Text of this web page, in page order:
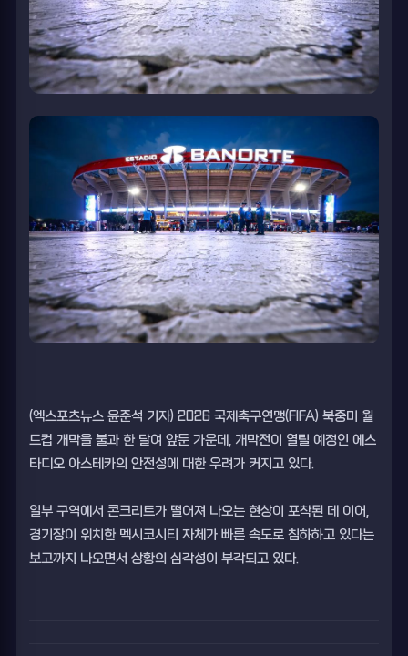
(엑스포츠뉴스 윤준석 기자) 2026 국제축구연맹(FIFA) 북중미 월
드컵 개막을 불과 한 달여 앞둔 가운데, 개막전이 열릴 예정인 에스
타디오 아스테카의 안전성에 대한 우려가 커지고 있다.
일부 구역에서 콘크리트가 떨어져 나오는 현상이 포착된 데 이어,
경기장이 위치한 멕시코시티 자체가 빠른 속도로 침하하고 있다는
보고까지 나오면서 상황의 심각성이 부각되고 있다.